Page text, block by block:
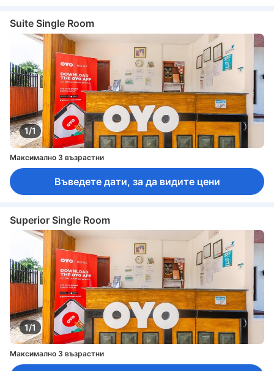
Suite Single Room
1/1
Максимално 3 възрастни
Въведете дати, за да видите цени
Superior Single Room
1/1
Максимално 3 възрастни